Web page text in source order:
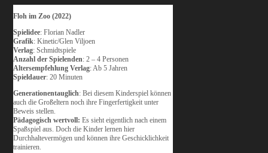
Floh im Zoo (2022)
Spielidee: Florian Nadler
Grafik: Kinetic/Glen Viljoen
Verlag: Schmidtspiele
Anzahl der Spielenden: 2 – 4 Personen
Altersempfehlung Verlag: Ab 5 Jahren
Spieldauer: 20 Minuten
Generationentauglich: Bei diesem Kinderspiel können
auch die Großeltern noch ihre Fingerfertigkeit unter
Beweis stellen.
Pädagogisch wertvoll:Es sieht eigentlich nach einem
Spaßspiel aus. Doch die Kinder lernen hier
Durchhaltevermögen und können ihre Geschicklichkeit
trainieren.